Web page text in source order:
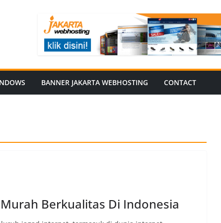
BANNER JAKARTA WEBHOSTING CONTACT
Berkualitas Di Indonesia